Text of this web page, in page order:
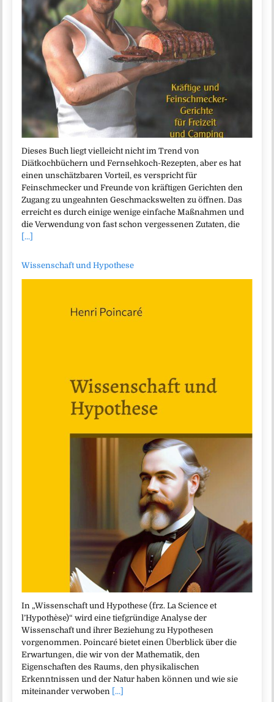
Dieses Buch liegt vielleicht nicht im Trend von
Diätkochbüchern und Fernsehkoch-Rezepten, aber es hat
einen unschätzbaren Vorteil, es verspricht für
Feinschmecker und Freunde von kräftigen Gerichten den
Zugang zu ungeahnten Geschmackswelten zu öffnen. Das
erreicht es durch einige wenige einfache Maßnahmen und
die Verwendung von fast schon vergessenen Zutaten, die
[...]
Wissenschaft und Hypothese
In „Wissenschaft und Hypothese (frz. La Science et
l’Hypothèse)“ wird eine tiefgründige Analyse der
Wissenschaft und ihrer Beziehung zu Hypothesen
vorgenommen. Poincaré bietet einen Überblick über die
Erwartungen, die wir von der Mathematik, den
Eigenschaften des Raums, den physikalischen
Erkenntnissen und der Natur haben können und wie sie
miteinander verwoben [...]